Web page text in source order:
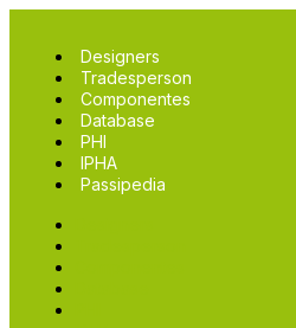
Designers
Tradesperson
Componentes
Database
PHI
IPHA
Passipedia